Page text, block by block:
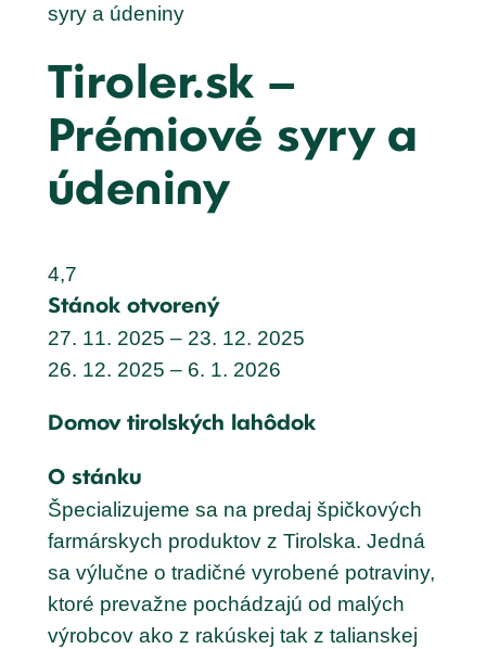
syry a údeniny
Tiroler.sk –
Prémiové syry a
údeniny
4,7
Stánok otvorený
27. 11. 2025 – 23. 12. 2025
26. 12. 2025 – 6. 1. 2026
Domov tirolských lahôdok
O stánku
Špecializujeme sa na predaj špičkových
farmárskych produktov z Tirolska. Jedná
sa výlučne o tradičné vyrobené potraviny,
ktoré prevažne pochádzajú od malých
výrobcov ako z rakúskej tak z talianskej